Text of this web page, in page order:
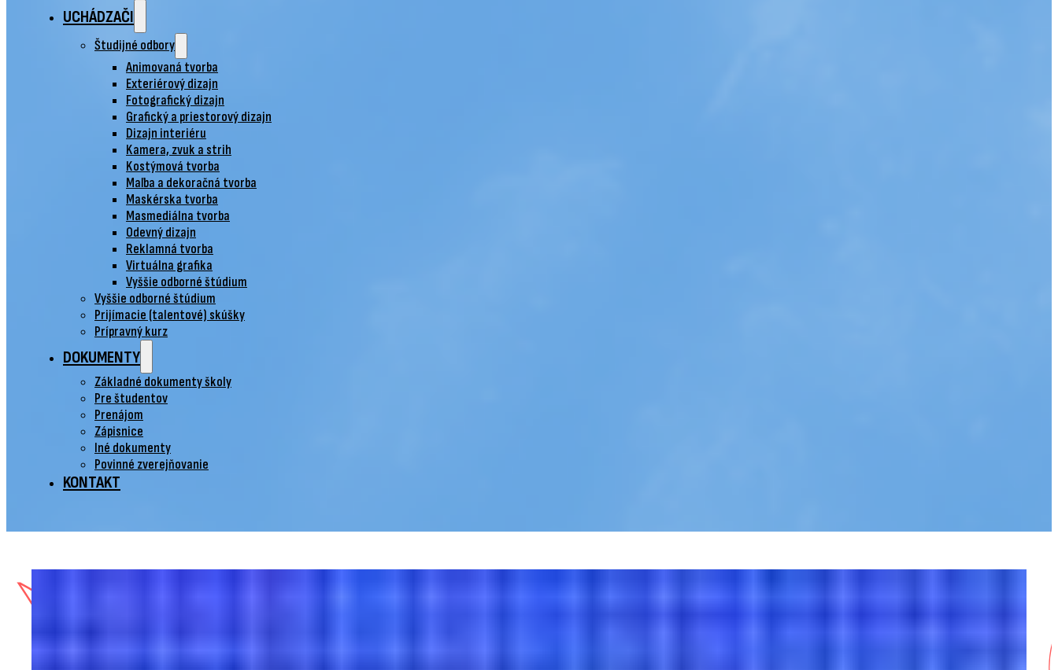
UCHÁDZAČI
Študijné odbory
Animovaná tvorba
Exteriérový dizajn
Fotografický dizajn
Grafický a priestorový dizajn
Dizajn interiéru
Kamera, zvuk a strih
Kostýmová tvorba
Maľba a dekoračná tvorba
Maskérska tvorba
Masmediálna tvorba
Odevný dizajn
Reklamná tvorba
Virtuálna grafika
Vyššie odborné štúdium
Vyššie odborné štúdium
Prijímacie (talentové) skúšky
Prípravný kurz
DOKUMENTY
Základné dokumenty školy
Pre študentov
Prenájom
Zápisnice
Iné dokumenty
Povinné zverejňovanie
KONTAKT